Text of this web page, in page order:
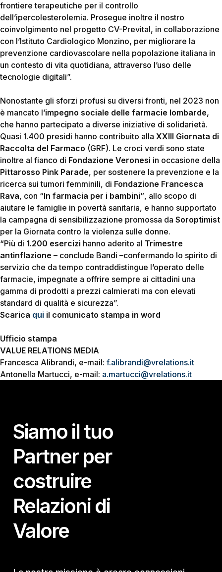
frontiere terapeutiche per il controllo
dell’ipercolesterolemia. Prosegue inoltre il nostro
coinvolgimento nel progetto CV-Prevital, in collaborazione
con l’Istituto Cardiologico Monzino, per migliorare la
prevenzione cardiovascolare nella popolazione italiana in
un contesto di vita quotidiana, attraverso l’uso delle
tecnologie digitali”.
Nonostante gli sforzi profusi su diversi fronti, nel 2023 non
è mancato l’impegno sociale delle farmacie lombarde,
che hanno partecipato a diverse iniziative di solidarietà.
Quasi 1.400 presidi hanno contribuito alla XXIII Giornata di
Raccolta del Farmaco (GRF). Le croci verdi sono state
inoltre al fianco di Fondazione Veronesi in occasione della
Pittarosso Pink Parade, per sostenere la prevenzione e la
ricerca sui tumori femminili, di Fondazione Francesca
Rava, con “In farmacia per i bambini”, allo scopo di
aiutare le famiglie in povertà sanitaria, e hanno supportato
la campagna di sensibilizzazione promossa da Soroptimist
per la Giornata contro la violenza sulle donne.
“Più di 1.200 esercizi hanno aderito al Trimestre
antinflazione – conclude Bandi –confermando lo spirito di
servizio che da tempo contraddistingue l’operato delle
farmacie, impegnate a offrire sempre ai cittadini una
gamma di prodotti a prezzi calmierati ma con elevati
standard di qualità e sicurezza”.
Scarica qui il comunicato stampa in word
Ufficio stampa
VALUE RELATIONS MEDIA
Francesca Alibrandi, e-mail: f.alibrandi@vrelations.it
Antonella Martucci, e-mail: a.martucci@vrelations.it
Siamo il tuo
Partner per
costruire
Relazioni di
Valore